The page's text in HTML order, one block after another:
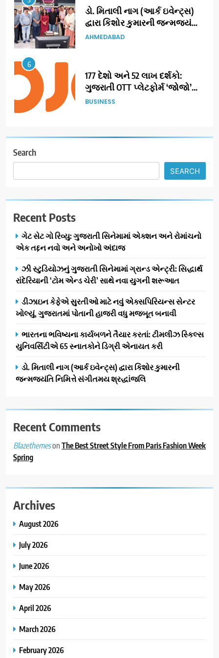
ડો. મિતાલી નાગ (આર્ક ઇવેન્ટ્સ)
દ્વારા કિશોર કુમારની જન્મજયંતિ
નિમિત્તે સંગીતમય શ્રદ્ધાંજલિ
AHMEDABAD
6
177 દેશો અને 52 લાખ દર્શકો:
ગુજરાતી OTT પ્લેટફોર્મ ‘જોજો’
(JOJO) નો વિશ્વભરમાં દબદબો
BUSINESS
અમદાવાદમાં યોજાયેલા ‘ઓકલ્ટ
ટેરોટ રીડર પુનિતજી લુલ્લા એ ટેરોટ
કાર્ડ રીડિંગ અંગે માહિતી આપી
ગ્લોબલ એક્સેલન્સ ફોરમ દ્વારા
પ્રતિષ્ઠિત કાર્યક્રમ નવી દિલ્હીમાં
સફળતાપૂર્વક યોજાયો
BUSINESS
ગેટ સેટ ગો રિવ્યુ: ગુજરાતી
સિનેમામાં એક્શન અને રોમાંચનો
અંદાજ
ENTERTAINMENT
ઝી સ્ટુડિયોઝનું ગુજરાતી સિનેમામાં
ગ્રાન્ડ એન્ટ્રી: સિદ્ધાર્થ રાંદેરિયાની
શરૂઆત
એક્સપિરિયન્સ સેન્ટર ખોલ્યું,
ગુજરાતમાં પોતાની હાજરી વધુ
મજબૂત બનાવી
BUSINESS
4
યુનિવર્સિટીએ 65 સ્નાતકોને ડિગ્રી
EDUCATION
7
Search
SEARCH
Recent Posts
ગેટ સેટ ગો રિવ્યુ: ગુજરાતી સિનેમામાં એક્શન અને રોમાંચનો
એક તદ્દન નવો અને અનોખો અંદાજ
ઝી સ્ટુડિયોઝનું ગુજરાતી સિનેમામાં ગ્રાન્ડ એન્ટ્રી: સિદ્ધાર્થ
રાંદેરિયાની ‘ટોમ એન્ડ ચેરી’ સાથે નવા યુગની શરૂઆત
ડીઝાઇન કેફેએ સુરતીઓ માટે નવું એક્સપિરિયન્સ સેન્ટર
ખોલ્યું, ગુજરાતમાં પોતાની હાજરી વધુ મજબૂત બનાવી
ભારતના ભવિષ્યના કાર્યબળને તૈયાર કરતાં: ટીમલીઝ સ્કિલ્સ
યુનિવર્સિટીએ 65 સ્નાતકોને ડિગ્રી એનાયત કરી
ડો. મિતાલી નાગ (આર્ક ઇવેન્ટ્સ) દ્વારા કિશોર કુમારની
જન્મજયંતિ નિમિત્તે સંગીતમય શ્રદ્ધાંજલિ
Recent Comments
BlazethemesonThe Best Street Style From Paris Fashion Week
Spring
Archives
August 2026
July 2026
June 2026
May 2026
April 2026
March 2026
February 2026